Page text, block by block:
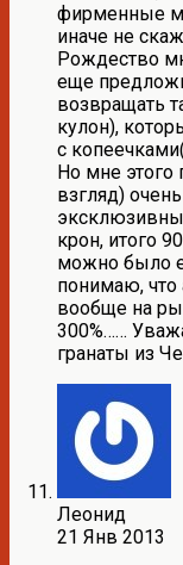
фирменные
иначе не
Рождество
еще
возвращать
кулон),
с
Но мне этого
взгляд)
крон, итого
можно было
понимаю, что
вообще на
300%……
гранаты из
Леонид
21 Янв 2013